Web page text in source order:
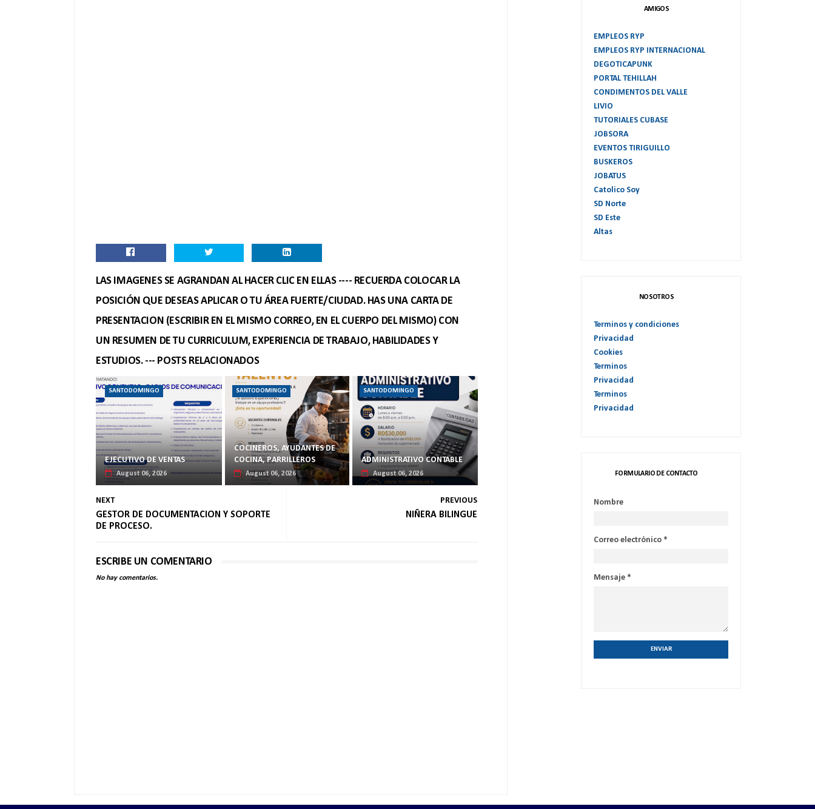
LAS IMAGENES SE AGRANDAN AL HACER CLIC EN ELLAS ---- RECUERDA COLOCAR LA
POSICIÓN QUE DESEAS APLICAR O TU ÁREA FUERTE/CIUDAD. HAS UNA CARTA DE
PRESENTACION (ESCRIBIR EN EL MISMO CORREO, EN EL CUERPO DEL MISMO) CON
UN RESUMEN DE TU CURRICULUM, EXPERIENCIA DE TRABAJO, HABILIDADES Y
ESTUDIOS. --- POSTS RELACIONADOS
SANTODOMINGO
EJECUTIVO DE VENTAS
August 06, 2026
SANTODOMINGO
COCINEROS, AYUDANTES DE
COCINA, PARRILLEROS
August 06, 2026
SANTODOMINGO
ADMINISTRATIVO CONTABLE
August 06, 2026
NEXT
GESTOR DE DOCUMENTACION Y SOPORTE
DE PROCESO.
PREVIOUS
NIÑERA BILINGUE
ESCRIBE UN COMENTARIO
No hay comentarios.
AMIGOS
EMPLEOS RYP
EMPLEOS RYP INTERNACIONAL
DEGOTICAPUNK
PORTAL TEHILLAH
CONDIMENTOS DEL VALLE
LIVIO
TUTORIALES CUBASE
JOBSORA
EVENTOS TIRIGUILLO
BUSKEROS
JOBATUS
Catolico Soy
SD Norte
SD Este
Altas
NOSOTROS
Terminos y condiciones
Privacidad
Cookies
Terminos
Privacidad
Terminos
Privacidad
FORMULARIO DE CONTACTO
Nombre
Correo electrónico *
Mensaje *